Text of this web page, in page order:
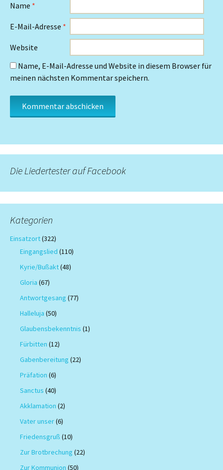
Name *
E-Mail-Adresse *
Website
Name, E-Mail-Adresse und Website in diesem Browser für
meinen nächsten Kommentar speichern.
Die Liedertester auf Facebook
Kategorien
Einsatzort(322)
Eingangslied (110)
Kyrie/Bußakt(48)
Gloria (67)
Antwortgesang (77)
Halleluja (50)
Glaubensbekenntnis (1)
Fürbitten (12)
Gabenbereitung (22)
Präfation (6)
Sanctus (40)
Akklamation (2)
Vater unser(6)
Friedensgruß (10)
Zur Brotbrechung (22)
Zur Kommunion (50)